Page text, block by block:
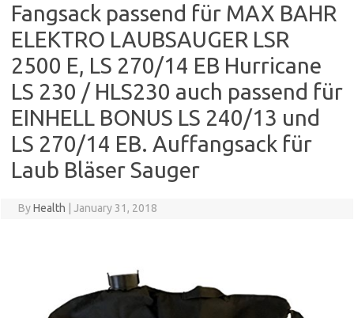
Fangsack passend für MAX BAHR
ELEKTRO LAUBSAUGER LSR
2500 E, LS 270/14 EB Hurricane
LS 230 / HLS230 auch passend für
EINHELL BONUS LS 240/13 und
LS 270/14 EB. Auffangsack für
Laub Bläser Sauger
ByHealth January 31, 2018